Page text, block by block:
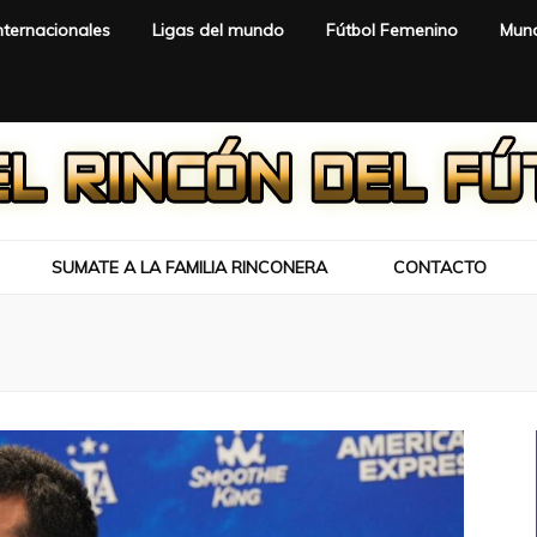
Ligas del mundo Fútbol Femenino
SUMATE A LA FAMILIA RINCONERA CONTACTO